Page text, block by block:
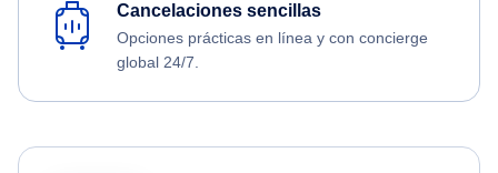
Cancelaciones sencillas
Opciones prácticas en línea y con concierge
global 24/7.